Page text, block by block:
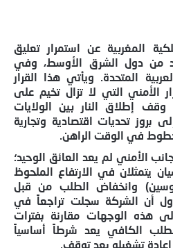
المغربية عن استمرار تعليق
من دول الشرق الأوسط، وفي
المتحدة. ويأتي هذا القرار
الأمني التي لا تزال تخيم على
وقف إطلاق النار بين الولايات
بروز تحديات اقتصادية وتجارية
في الوقت الراهن.
الأمني لم يعد العائق الوحيد؛
يتمثلان في الارتفاع الملحوظ
وانخفاض الطلب من قبل
أن الشركة سجلت تراجعاً في
هذه الوجهات مقارنة بفترات
الكافي يعد شرطاً أساسياً
تشغيله بعد توقف.